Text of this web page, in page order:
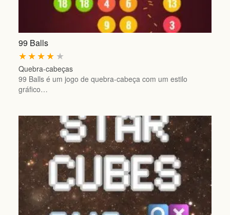
99 Balls
★
★
★
★
★
Quebra-cabeças
99 Balls é um jogo de quebra-cabeça com um estilo
gráfico…